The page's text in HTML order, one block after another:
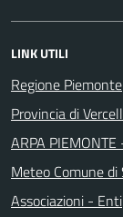
LINK UTILI
Regione Piemonte
Provincia di
ARPA PIEMONTE
Meteo Comune
Associazioni - Enti